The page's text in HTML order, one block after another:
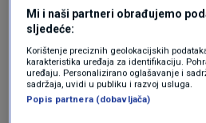
Inspekcija je još 2019.
nalazi na zaštićenom
inspektorat najavio je novi
Mi i naši partneri obrađujemo
sljedeće:
Korištenje preciznih geolokacijskih
karakteristika uređaja za identifikaciju.
uređaju. Personalizirano oglašavanje i
sadržaja, uvidi u publiku i razvoj usluga.
Popis partnera (dobavljača)